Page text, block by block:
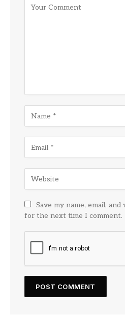
Save my name, email,
for the next time I comment.